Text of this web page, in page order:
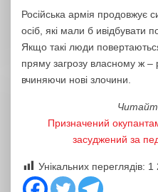
Російська армія продовжує
осіб, які мали б ивідбувати
Якщо такі люди
пряму загрозу власному ж –
вчиняючи нові злочини.
Призначений
засуджений за
Унікальних переглядів: 1